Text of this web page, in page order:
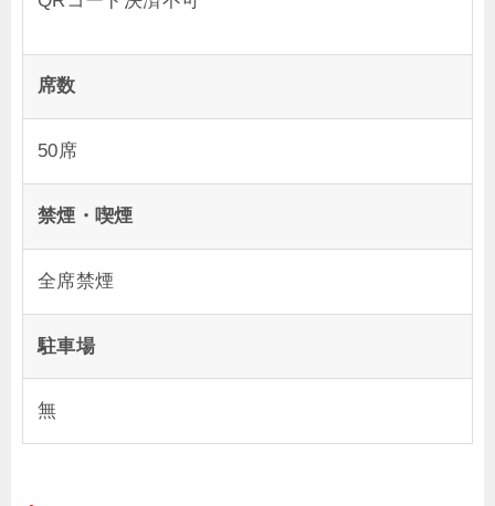
席数
50席
禁煙・喫煙
全席禁煙
駐車場
無